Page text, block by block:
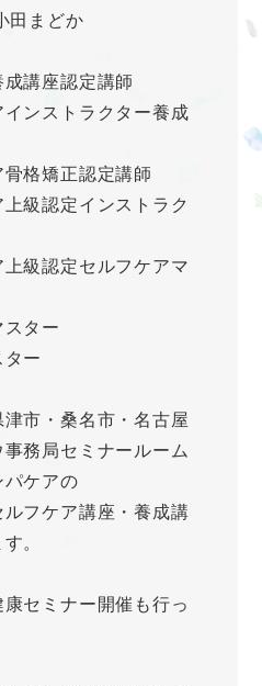
田まどか
講座認定講師
ンストラクター養成
格矯正認定講師
級認定インストラク
級認定セルフケアマ
スター
ー
市・桑名市・名古屋
事務局セミナールーム
パケアの
フケア講座・養成講
。
セミナー開催も行っ